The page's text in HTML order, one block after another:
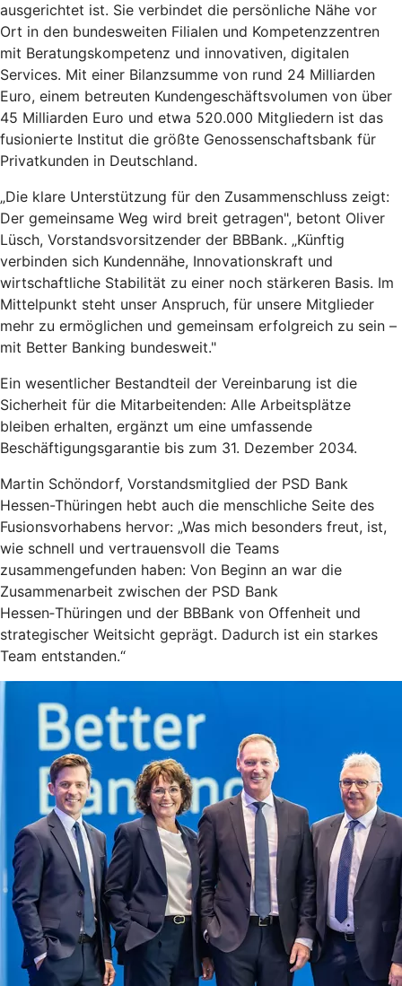
ausgerichtet ist. Sie verbindet die persönliche Nähe vor
Ort in den bundesweiten Filialen und Kompetenzzentren
mit Beratungskompetenz und innovativen, digitalen
Services. Mit einer Bilanzsumme von rund 24 Milliarden
Euro, einem betreuten Kundengeschäftsvolumen von über
45 Milliarden Euro und etwa 520.000 Mitgliedern ist das
fusionierte Institut die größte Genossenschaftsbank für
Privatkunden in Deutschland.
„Die klare Unterstützung für den Zusammenschluss zeigt:
Der gemeinsame Weg wird breit getragen", betont Oliver
Lüsch, Vorstandsvorsitzender der BBBank. „Künftig
verbinden sich Kundennähe, Innovationskraft und
wirtschaftliche Stabilität zu einer noch stärkeren Basis. Im
Mittelpunkt steht unser Anspruch, für unsere Mitglieder
mehr zu ermöglichen und gemeinsam erfolgreich zu sein –
mit Better Banking bundesweit."
Ein wesentlicher Bestandteil der Vereinbarung ist die
Sicherheit für die Mitarbeitenden: Alle Arbeitsplätze
bleiben erhalten, ergänzt um eine umfassende
Beschäftigungsgarantie bis zum 31. Dezember 2034.
Martin Schöndorf, Vorstandsmitglied der PSD Bank
Hessen-Thüringen hebt auch die menschliche Seite des
Fusionsvorhabens hervor: „Was mich besonders freut, ist,
wie schnell und vertrauensvoll die Teams
zusammengefunden haben: Von Beginn an war die
Zusammenarbeit zwischen der PSD Bank
Hessen‑Thüringen und der BBBank von Offenheit und
strategischer Weitsicht geprägt. Dadurch ist ein starkes
Team entstanden.“